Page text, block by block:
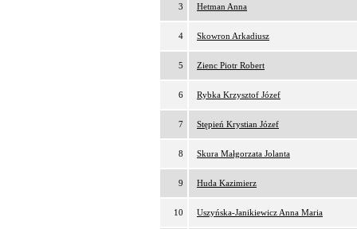
3 Hetman Anna
4 Skowron Arkadiusz
5 Zienc Piotr Robert
6 Rybka Krzysztof Józef
7 Stępień Krystian Józef
8 Skura Małgorzata Jolanta
9 Huda Kazimierz
10 Uszyńska-Janikiewicz Anna Maria